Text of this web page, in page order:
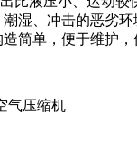
湿、冲击的恶劣
简单，便于维护，
气压缩机